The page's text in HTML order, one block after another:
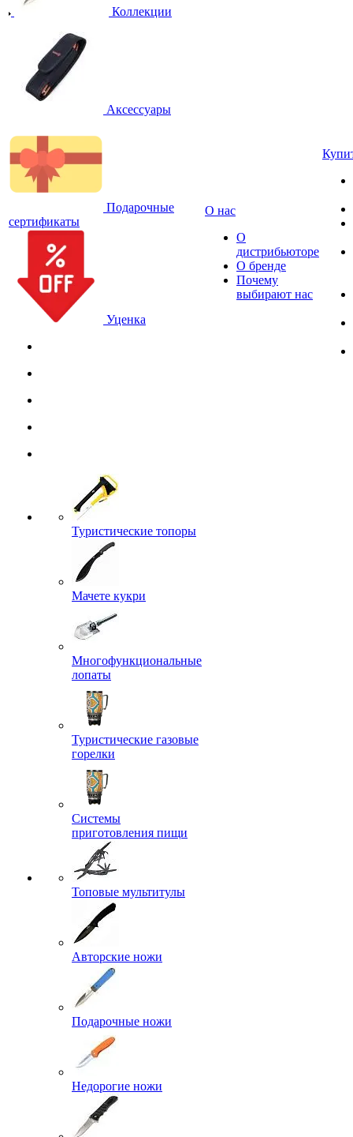
Коллекции
Аксессуары
Подарочные
сертификаты
Уценка
Туристические топоры
Мачете кукри
Многофункциональные
лопаты
Туристические газовые
горелки
Системы
приготовления пищи
Топовые мультитулы
Авторские ножи
Подарочные ножи
Недорогие ножи
О нас
О
дистрибьюторе
О бренде
Почему
выбирают нас